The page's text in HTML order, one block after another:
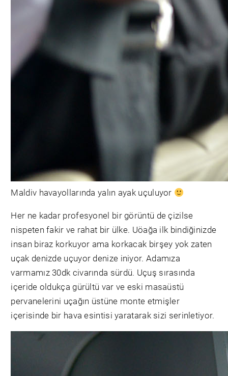
Maldiv havayollarında yalın ayak uçuluyor
Her ne kadar profesyonel bir görüntü de çizilse
nispeten fakir ve rahat bir ülke. Uöağa ilk bindiğinizde
insan biraz korkuyor ama korkacak birşey yok zaten
uçak denizde uçuyor denize iniyor. Adamıza
varmamız 30dk civarında sürdü. Uçuş sırasında
içeride oldukça gürültü var ve eski masaüstü
pervanelerini uçağın üstüne monte etmişler
içerisinde bir hava esintisi yaratarak sizi serinletiyor.